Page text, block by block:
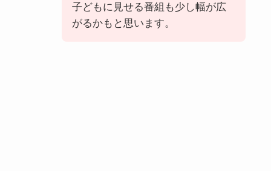
子どもに見せる番組も少し幅が広
がるかもと思います。